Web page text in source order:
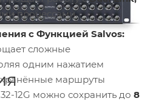
процессами.
с Функцией Salvos:
сложные
одним нажатием
маршруты
12G можно сохранить до 8